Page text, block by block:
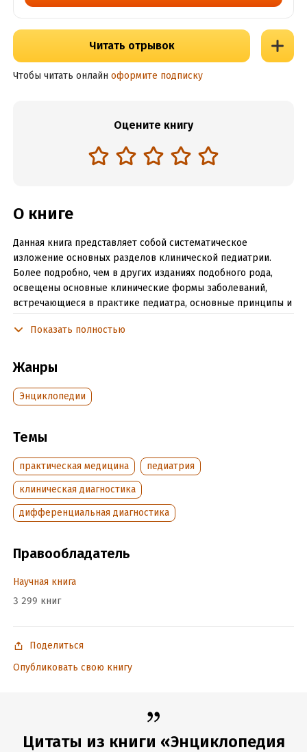
Читать отрывок
Чтобы читать онлайн оформите подписку
Оцените книгу
О книге
Данная книга представляет собой систематическое
изложение основных разделов клинической педиатрии.
Более подробно, чем в других изданиях подобного рода,
освещены основные клинические формы заболеваний,
встречающиеся в практике педиатра, основные принципы и
Предназначена для студентов медицинских ВУЗов, врачей
Подробная информация
Объем:
Время на чтение:9ч.
Показать полностью
Жанры
Энциклопедии
Темы
практическая медицина
педиатрия
клиническая диагностика
дифференциальная диагностика
Правообладатель
Научная книга
3 299 книг
Поделиться
Опубликовать свою книгу
Цитаты из книги «Энциклопедия